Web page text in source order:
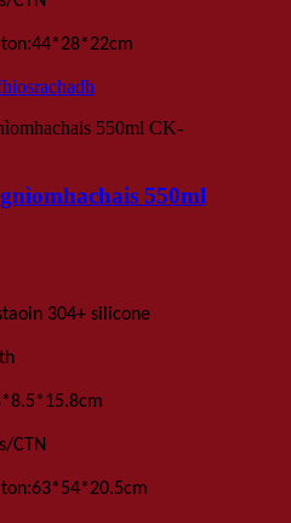
:44*28*22cm
550ml
304+ silicone
.5*15.8cm
/CTN
:63*54*20.5cm